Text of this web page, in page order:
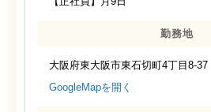
勤務地
大阪府東大阪市東石切町4丁目8-37
GoogleMapを開く